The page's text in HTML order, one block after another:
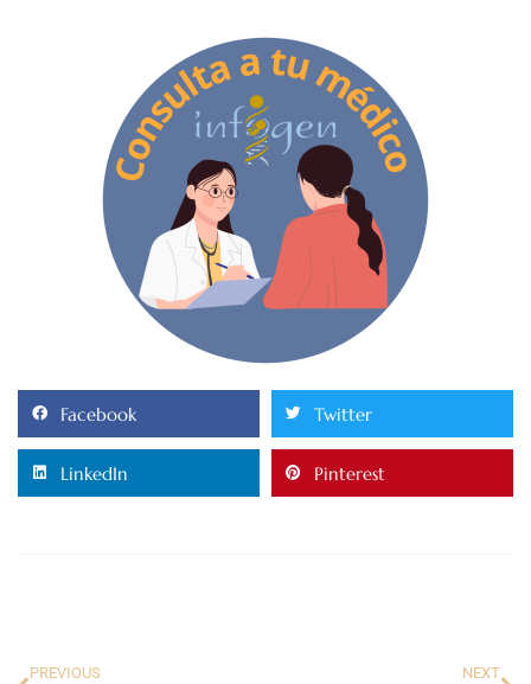
Facebook Twitter
LinkedIn Pinterest
PREVIOUS NEXT